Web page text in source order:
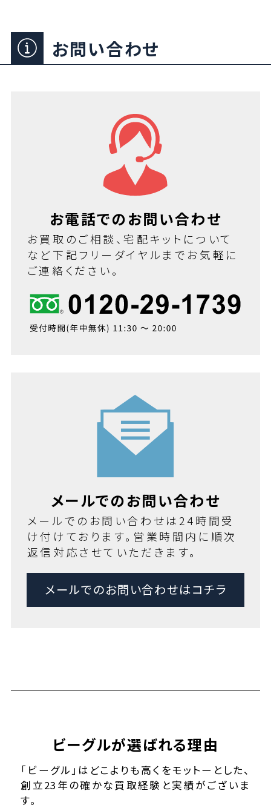
お問い合わせ
お電話でのお問い合わせ
お買取のご相談、宅配キットについて
など下記フリーダイヤルまでお気軽に
ご連絡ください。
メールでのお問い合わせ
メールでのお問い合わせは24時間受
け付けております。営業時間内に順次
返信対応させていただきます。
メールでのお問い合わせはコチラ
ビーグルが選ばれる理由
「ビーグル」はどこよりも高くをモットーとした、
創立23年の確かな買取経験と実績がございま
す。